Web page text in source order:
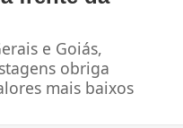
e Goiás,
obriga
mais baixos